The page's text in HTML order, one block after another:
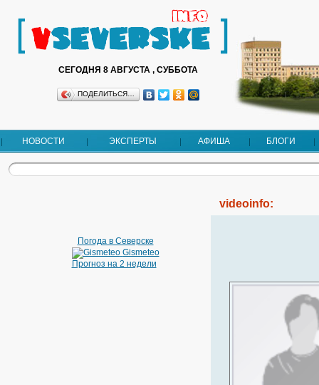
СЕГОДНЯ 8 АВГУСТА , СУББОТА
ПОДЕЛИТЬСЯ…
НОВОСТИ ЭКСПЕРТЫ АФИША БЛОГИ
Погода в Северске
Gismeteo
Прогноз на 2 недели
videoinfo: